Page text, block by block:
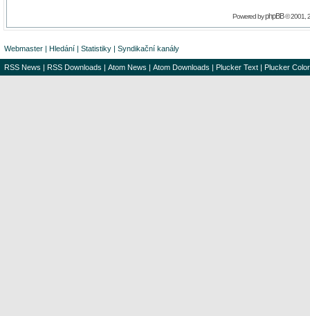
Powered byphpBB© 2001,
Webmaster | Hledání | Statistiky | Syndikační kanály
RSS News | RSS Downloads | Atom News | Atom Downloads | Plucker Text | Plucker Color